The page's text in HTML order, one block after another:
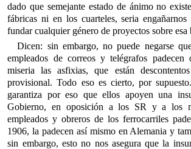
dado que semejante estado de ánimo no
fábricas ni en los cuarteles, seria engañarnos
fundar cualquier género de proyectos sobre esa
Dicen: sin embargo, no puede negarse
empleados de correos y telégrafos padecen
miseria las asfixias, que están
provisional. Todo eso es cierto, por
garantiza por eso que ellos apoyen una
Gobierno, en oposición a los SR y a los
empleados y obreros de los ferrocarriles
1906, la padecen así mismo en Alemania y
sin embargo, esto no nos asegura que la